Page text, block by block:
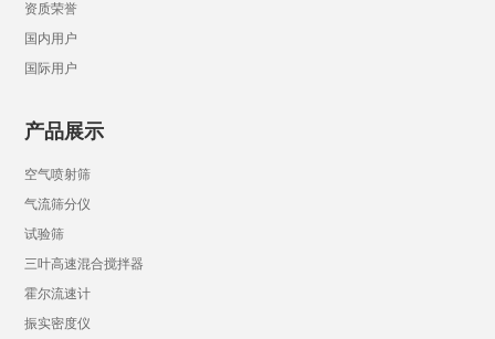
资质荣誉
国内用户
国际用户
产品展示
空气喷射筛
气流筛分仪
试验筛
三叶高速混合搅拌器
霍尔流速计
振实密度仪